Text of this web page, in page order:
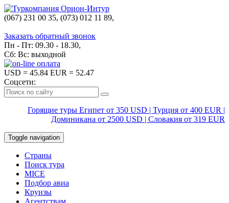
(067) 231 00 35, (073) 012 11 89,
Заказать обратный звонок
Пн - Пт: 09.30 - 18.30,
Сб: Вс: выходной
USD = 45.84 EUR = 52.47
Соцсети:
Горящие туры Египет от 350 USD | Турция от 400 EUR |
Доминикана от 2500 USD | Словакия от 319 EUR
Toggle navigation
Страны
Поиск тура
MICE
Подбор авиа
Круизы
Агентствам